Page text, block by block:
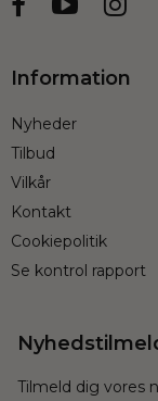
Information
Nyheder
Tilbud
Vilkår
Kontakt
Cookiepolitik
Se kontrol rapport
Tilmeld dig vores